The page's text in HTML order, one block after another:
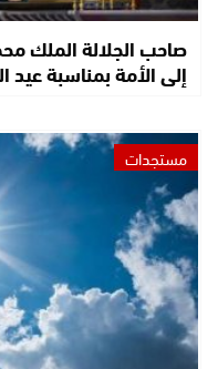
صاحب الجلالة الملك
إلى الأمة بمناسبة عيد
مستجدات